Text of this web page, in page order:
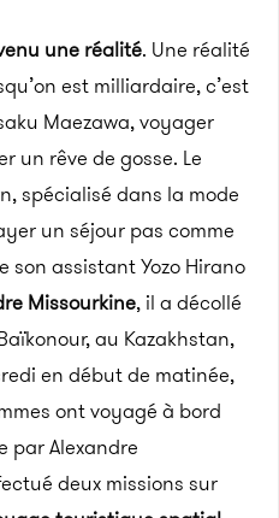
une réalité. Une réalité
est milliardaire, c’est
Maezawa, voyager
un rêve de gosse. Le
, spécialisé dans la mode
un séjour pas comme
son assistantYozo Hirano
Missourkine, il a décollé
au Kazakhstan,
en début de matinée,
ont voyagé à bord
par Alexandre
deux missions sur